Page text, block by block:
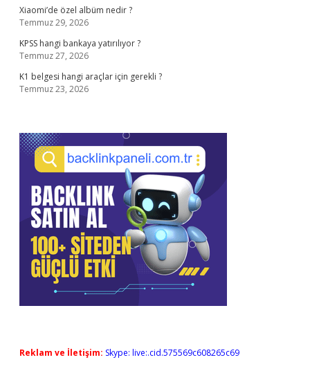
Xiaomi’de özel albüm nedir ?
Temmuz 29, 2026
KPSS hangi bankaya yatırılıyor ?
Temmuz 27, 2026
K1 belgesi hangi araçlar için gerekli ?
Temmuz 23, 2026
Reklam ve İletişim: Skype: live:.cid.575569c608265c69